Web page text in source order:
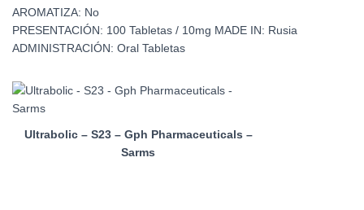
AROMATIZA: No
PRESENTACIÓN: 100 Tabletas / 10mg MADE IN: Rusia
ADMINISTRACIÓN: Oral Tabletas
Ultrabolic – S23 – Gph Pharmaceuticals –
Sarms